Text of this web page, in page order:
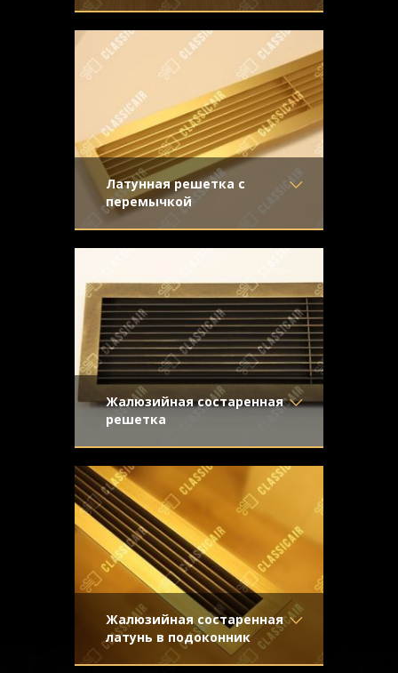
Материал- Нержавеющая
сталь
Отделка
- Полированная
нержавейка
Конструкция
- Жалюзи
дорогой и изысканный декоративный
аксессуар. Мы предложили клиенту
Латунная решетка с
перемычкой
Материал- Латунь
Отделка- Шлифованная
Узор-
Конструкция- Жалюзи
подоконниками
Жалюзийная состаренная
решетка
Материал- Латунь
Отделка- Старение с
эффектом затёртости
Узор-
Конструкция- Жалюзи
латуни для применения в системе
принудительной вентиляции и
кондиционирования
Жалюзийная состаренная
латунь в подоконник
Материал- Латунь